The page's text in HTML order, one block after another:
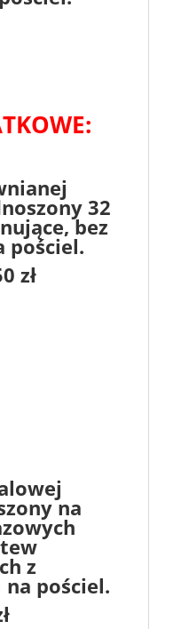
32
, bez
pościel.
zł
na
z
pościel.